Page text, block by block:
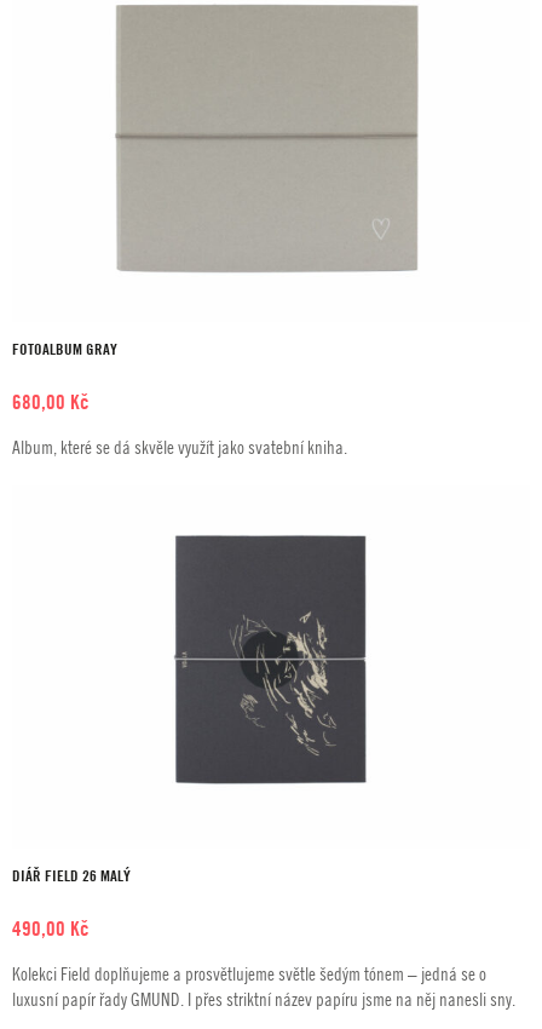
FOTOALBUM GRAY
680,00 Kč
Album, které se dá skvěle využít jako svatební kniha.
DIÁŘ FIELD 26 MALÝ
490,00 Kč
Kolekci Field doplňujeme a prosvětlujeme světle šedým tónem – jedná se o
luxusní papír řady GMUND. I přes striktní název papíru jsme na něj nanesli sny.